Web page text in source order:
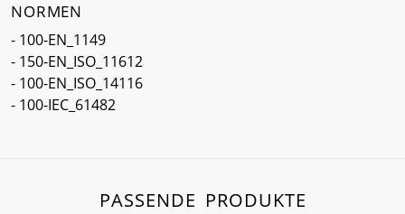
NORMEN
- 100-EN_1149
- 150-EN_ISO_11612
- 100-EN_ISO_14116
- 100-IEC_61482
PASSENDE PRODUKTE